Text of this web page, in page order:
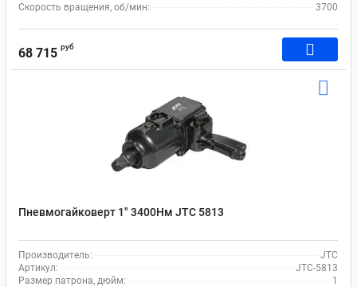
Скорость вращения, об/мин:
3700
68 715 руб
Пневмогайковерт 1" 3400Нм JTC 5813
Производитель:
JTC
Артикул:
JTC-5813
Размер патрона, дюйм:
1